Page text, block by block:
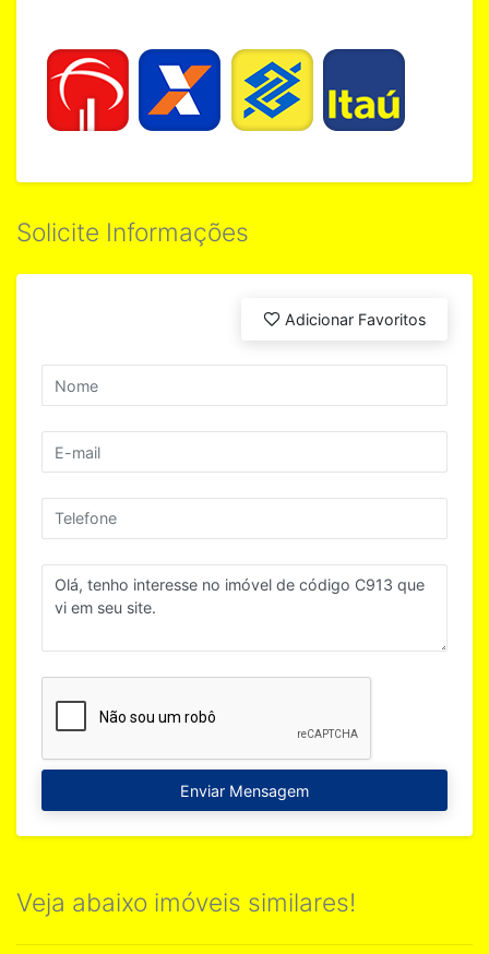
Solicite Informações
Adicionar Favoritos
Enviar Mensagem
Veja abaixo imóveis similares!